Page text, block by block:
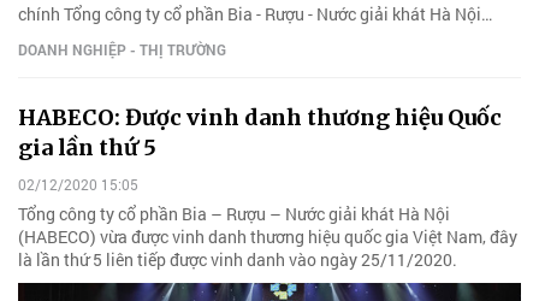
chính Tổng công ty cổ phần Bia - Rượu - Nước giải khát Hà Nội
(HABECO).
DOANH NGHIỆP - THỊ TRƯỜNG
HABECO: Được vinh danh thương hiệu Quốc
gia lần thứ 5
02/12/2020 15:05
Tổng công ty cổ phần Bia – Rượu – Nước giải khát Hà Nội
(HABECO) vừa được vinh danh thương hiệu quốc gia Việt Nam, đây
là lần thứ 5 liên tiếp được vinh danh vào ngày 25/11/2020.